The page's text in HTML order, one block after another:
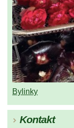
Bylinky
Kontakt